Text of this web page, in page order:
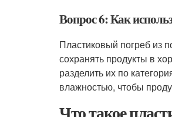
Вопрос 6: Как
Пластиковый погреб из
сохранять продукты в
разделить их по
влажностью, чтобы